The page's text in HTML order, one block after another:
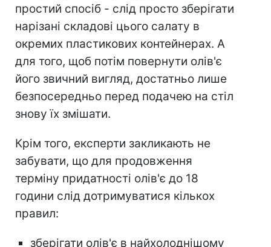
простий спосіб - слід просто зберігати
нарізані складові цього салату в
окремих пластикових контейнерах. А
для того, щоб потім повернути олів'є
його звичний вигляд, достатньо лише
безпосередньо перед подачею на стіл
знову їх змішати.
Крім того, експерти закликають не
забувати, що для продовження
терміну придатності олів'є до 18
години слід дотримуватися кількох
правил:
зберігати олів'є в найхолоднішому